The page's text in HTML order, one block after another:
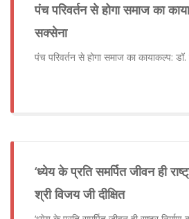
पंच परिवर्तन से होगा समाज का
सक्सेना
पंच परिवर्तन से होगा समाज का कायाकल्प: डॉ.
​‘ध्येय के प्रति समर्पित जीवन ही
श्री विजय जी दीक्षित